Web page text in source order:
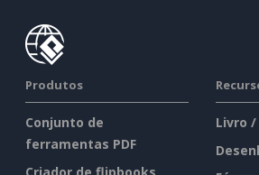
Produtos
Conjunto de
ferramentas PDF
Criador de flipbooks
Livro